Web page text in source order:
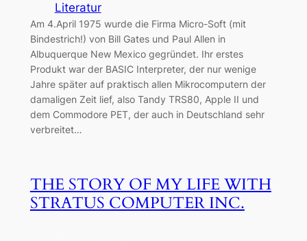
Literatur
Am 4.April 1975 wurde die Firma Micro-Soft (mit
Bindestrich!) von Bill Gates und Paul Allen in
Albuquerque New Mexico gegründet. Ihr erstes
Produkt war der BASIC Interpreter, der nur wenige
Jahre später auf praktisch allen Mikrocomputern der
damaligen Zeit lief, also Tandy TRS80, Apple II und
dem Commodore PET, der auch in Deutschland sehr
verbreitet…
THE STORY OF MY LIFE WITH
STRATUS COMPUTER INC.